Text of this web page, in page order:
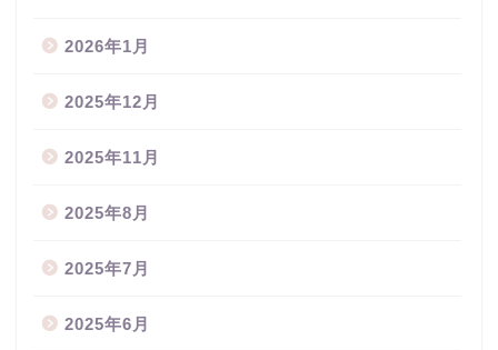
2026年1月
2025年12月
2025年11月
2025年8月
2025年7月
2025年6月